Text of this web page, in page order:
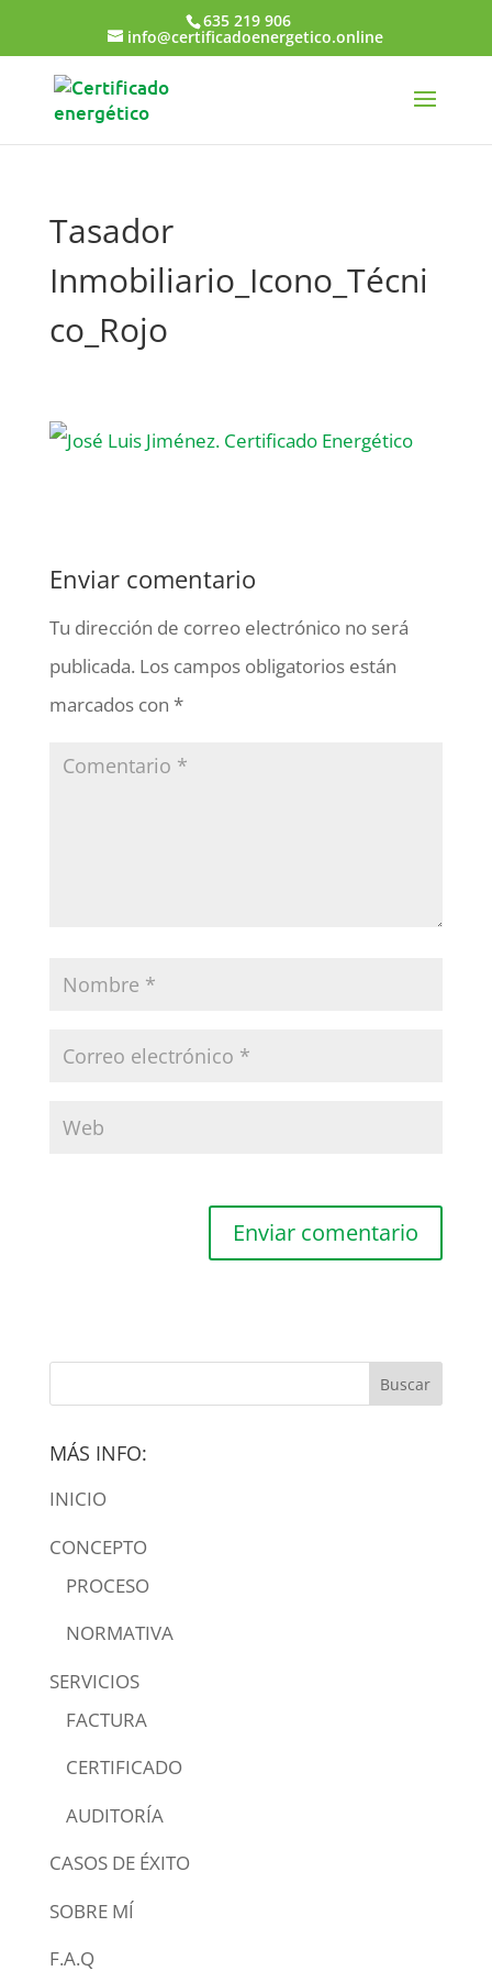
635 219 906
info@certificadoenergetico.online
Tasador
Inmobiliario_Icono_Técni
co_Rojo
Enviar comentario
Tu dirección de correo electrónico no será
publicada. Los campos obligatorios están
marcados con *
MÁS INFO:
INICIO
CONCEPTO
PROCESO
NORMATIVA
SERVICIOS
FACTURA
CERTIFICADO
AUDITORÍA
CASOS DE ÉXITO
SOBRE MÍ
F.A.Q